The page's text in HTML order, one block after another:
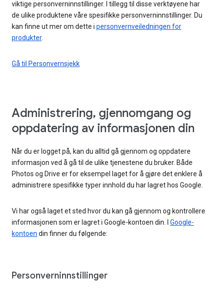
viktige personverninnstillinger. I tillegg til disse verktøyene har
de ulike produktene våre spesifikke personverninnstillinger. Du
kan finne ut mer om dette i personvernveiledningen for
produkter.
Gå til Personvernsjekk
Administrering, gjennomgang og
oppdatering av informasjonen din
Når du er logget på, kan du alltid gå gjennom og oppdatere
informasjon ved å gå til de ulike tjenestene du bruker. Både
Photos og Drive er for eksempel laget for å gjøre det enklere å
administrere spesifikke typer innhold du har lagret hos Google.
Vi har også laget et sted hvor du kan gå gjennom og kontrollere
informasjonen som er lagret i Google-kontoen din. I Google-
kontoen din finner du følgende:
Personverninnstillinger